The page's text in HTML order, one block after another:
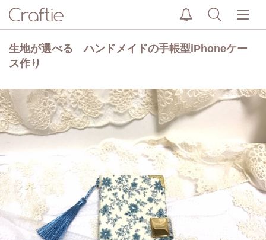
生地が選べる ハンドメイドの手帳型iPhoneケー
ス作り